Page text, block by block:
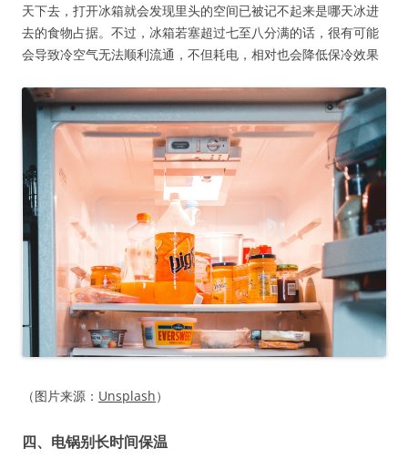
天下去，打开冰箱就会发现里头的空间已被记不起来是哪天冰进
去的食物占据。不过，冰箱若塞超过七至八分满的话，很有可能
会导致冷空气无法顺利流通，不但耗电，相对也会降低保冷效果
（图片来源： Unsplash）
四、电锅别长时间保温